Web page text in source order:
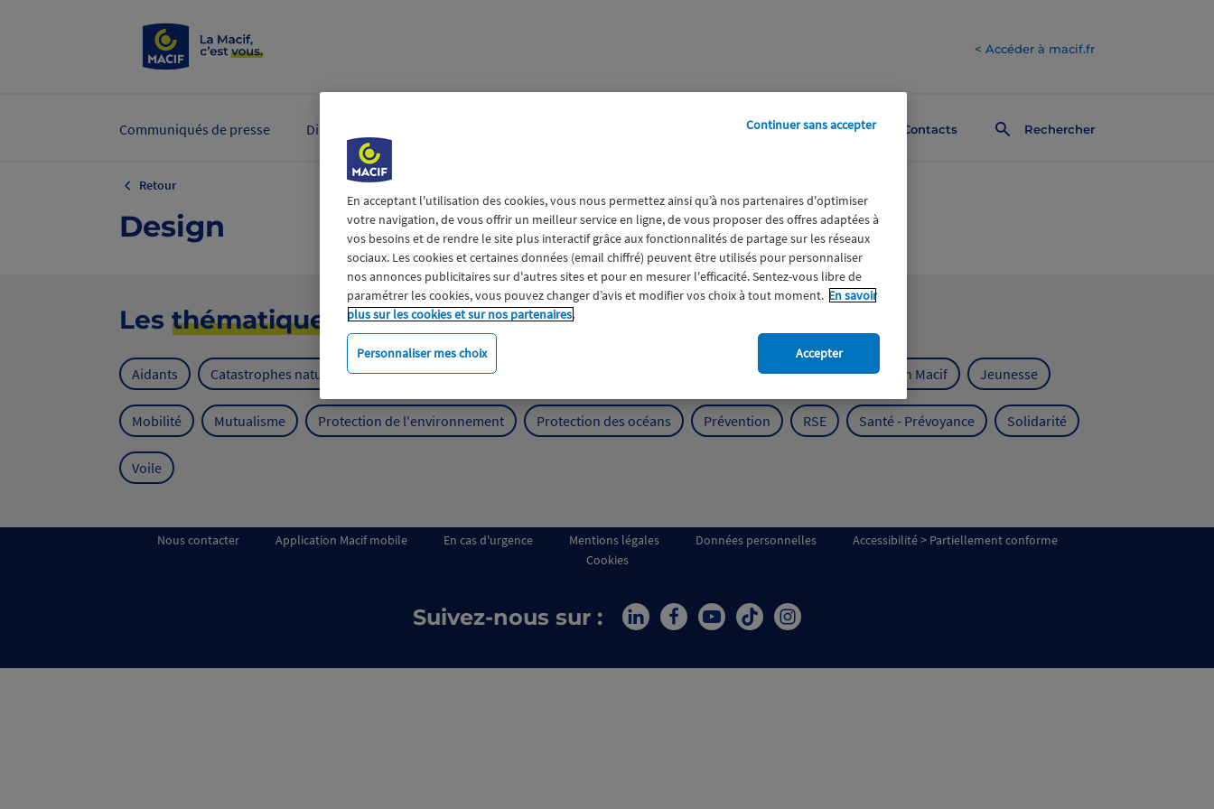
< Accéder à macif.fr
Contacts Rechercher
Communiqués de presse Dirigeants et experts
Retour
Design
Les thématiques
Aidants Catastrophes naturelles Climat Engagement Expérience clients Fondation Macif Jeunesse
Mobilité Mutualisme Protection de l'environnement Protection des océans Prévention RSE Santé - Prévoyance Solidarité
Voile
Nous contacter Application Macif mobile En cas d'urgence Mentions légales Données personnelles
Accessibilité > Partiellement conforme
Cookies
Suivez-nous sur :
En acceptant l'utilisation des cookies, vous nous permettez ainsi qu’à nos partenaires d'optimiser
votre navigation, de vous offrir un meilleur service en ligne, de vous proposer des offres adaptées à
vos besoins et de rendre le site plus interactif grâce aux fonctionnalités de partage sur les réseaux
sociaux. Les cookies et certaines données (email chiffré) peuvent être utilisés pour personnaliser
nos annonces publicitaires sur d'autres sites et pour en mesurer l'efficacité. Sentez-vous libre de
paramétrer les cookies, vous pouvez changer d’avis et modifier vos choix à tout moment. En savoir
plus sur les cookies et sur nos partenaires.
Personnaliser mes choix
Continuer sans accepter
Accepter